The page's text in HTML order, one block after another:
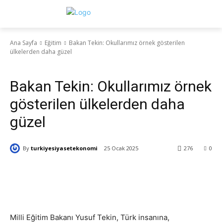
Ana Sayfa Eğitim
Bakan Tekin: Okullarımız örnek gösterilen
ülkelerden daha güzel
Bakan Tekin: Okullarımız örnek
gösterilen ülkelerden daha
güzel
By turkiyesiyasetekonomi 25 Ocak 2025 0
276
Milli Eğitim Bakanı Yusuf Tekin, Türk insanına,